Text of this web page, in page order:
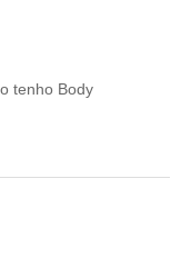
tenho Body